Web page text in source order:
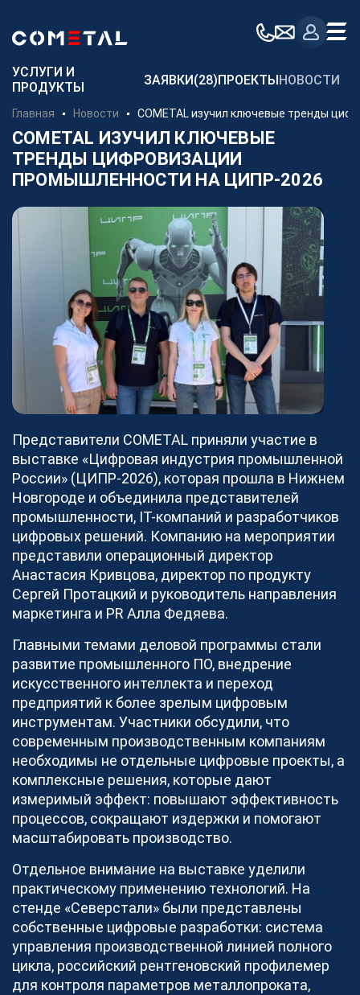
Для заказчиков
Механическая обработка металла на заказ
Производство металлоконструкций
Заготовительное производство металла
Производство и поставка метизов
Поставка металлопроката
Порошковые стали
Аддитивное производство
Компания
Новости
Видео
Как мы работаем
Документы
Наша команда
О платформе
Контакты
Реализованные проекты
Станки
Для партнеров
Хотите работать с COMETAL?
Станьте партнером, и вы сможете выбрать любые
заказы.
Открытые заявки 28
Стать партнером просто
Мы помогаем получать больше целевых заказов,
увеличивать прибыль более 280 зарегистрированным
партнерам в области изготовления продукции из
металла.
Исполнителям
Как стать партнером
УСЛУГИ И
ПРОДУКТЫ
ЗАЯВКИ(28)ПРОЕКТЫНОВОСТИ
Главная Новости COMETAL изучил ключевые тренды
COMETAL ИЗУЧИЛ КЛЮЧЕВЫЕ
ТРЕНДЫ ЦИФРОВИЗАЦИИ
ПРОМЫШЛЕННОСТИ НА ЦИПР-2026
Представители COMETAL приняли участие в
выставке «Цифровая индустрия промышленной
России» (ЦИПР-2026), которая прошла в Нижнем
Новгороде и объединила представителей
промышленности, IT-компаний и разработчиков
цифровых решений. Компанию на мероприятии
представили операционный директор
Анастасия Кривцова, директор по продукту
Сергей Протацкий и руководитель направления
маркетинга и PR Алла Федяева.
Главными темами деловой программы стали
развитие промышленного ПО, внедрение
искусственного интеллекта и переход
предприятий к более зрелым цифровым
инструментам. Участники обсудили, что
современным производственным компаниям
необходимы не отдельные цифровые проекты, а
комплексные решения, которые дают
измеримый эффект: повышают эффективность
процессов, сокращают издержки и помогают
масштабировать производство.
Отдельное внимание на выставке уделили
практическому применению технологий. На
стенде «Северстали» были представлены
собственные цифровые разработки: система
управления производственной линией полного
цикла, российский рентгеновский профилемер
для контроля параметров металлопроката,